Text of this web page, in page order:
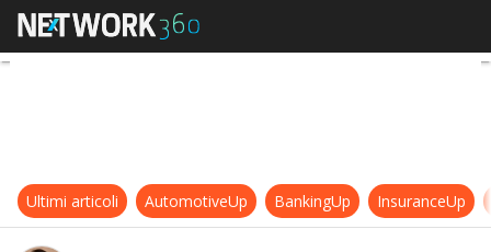
Antonio Ghezzi
Ultimi articoli AutomotiveUp BankingUp InsuranceUp